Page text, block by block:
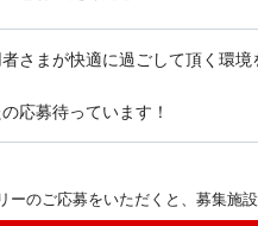
者さまが快適に過ごして頂く環
応募待っています！
ーのご応募をいただくと、募集施